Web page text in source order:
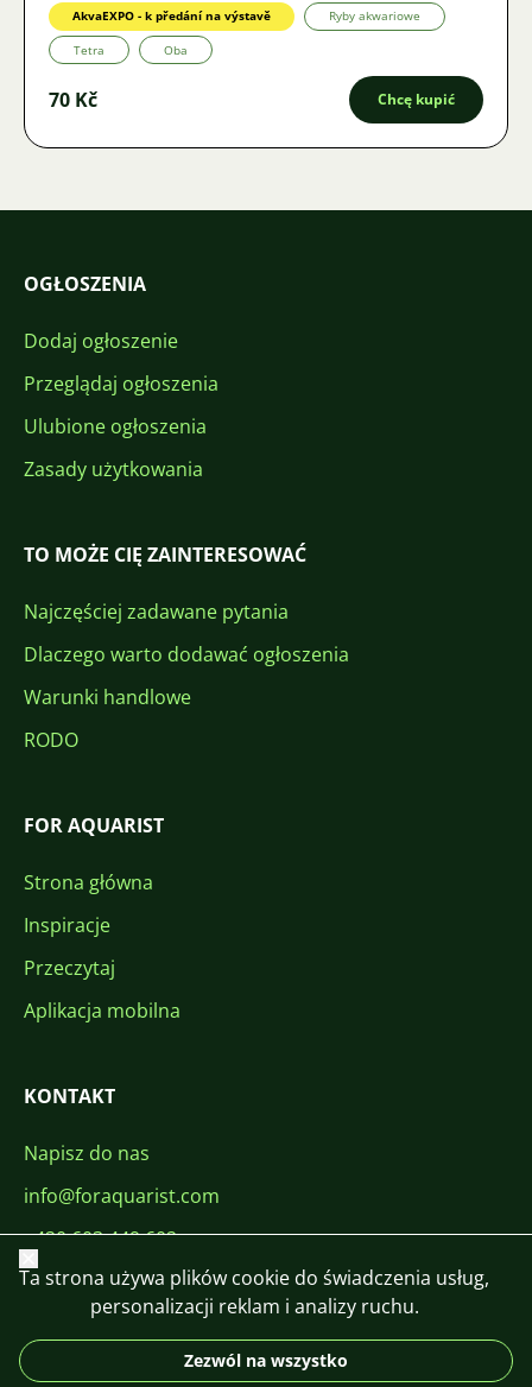
AkvaEXPO - k předání na výstavě Ryby akwariowe
Tetra Oba
70 Kč Chcę kupić
OGŁOSZENIA
Dodaj ogłoszenie
Przeglądaj ogłoszenia
Ulubione ogłoszenia
Zasady użytkowania
TO MOŻE CIĘ ZAINTERESOWAĆ
Najczęściej zadawane pytania
Dlaczego warto dodawać ogłoszenia
Warunki handlowe
RODO
FOR AQUARIST
Strona główna
Inspiracje
Przeczytaj
Aplikacja mobilna
KONTAKT
Napisz do nas
info@foraquarist.com
+420 603 449 602
Zamknij
Ta strona używa plików cookie do świadczenia usług,
personalizacji reklam i analizy ruchu.
Zezwól na wszystko